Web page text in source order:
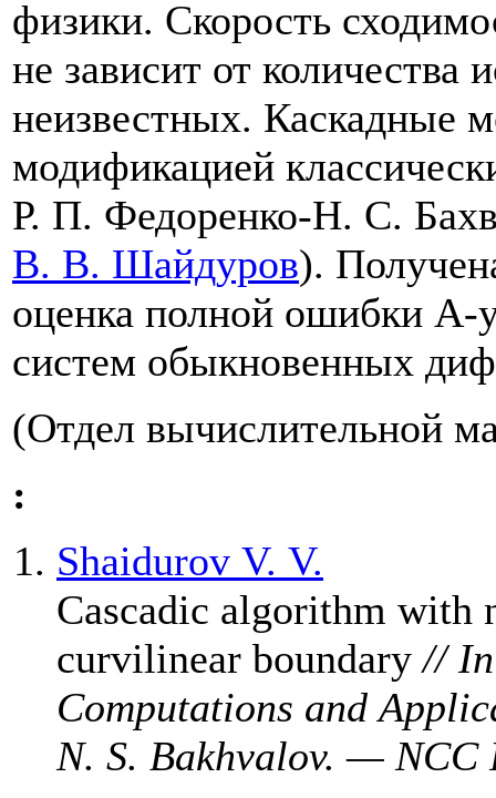
физики. Скорость
не зависит от количества
неизвестных. Каскадные
модификацией
Р. П. Федоренко-Н. С.
В. В. Шайдуров).
оценка полной ошибки А-
систем обыкновенных
(Отдел вычислительной
:
Shaidurov V. V.
Cascadic algorithm with
curvilinear boundary//
Computations and
N. S. Bakhvalov. —